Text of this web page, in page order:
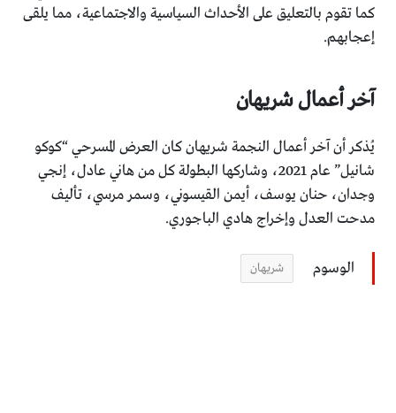
كما تقوم بالتعليق على الأحداث السياسية والاجتماعية، مما يلقى
إعجابهم.
آخر أعمال شريهان
يُذكر أن آخر أعمال النجمة شريهان كان العرض المسرحي “كوكو
شانيل” عام 2021، وشاركها البطولة كل من هاني عادل، إنجي
وجدان، حنان يوسف، أيمن القيسوني، وسمر مرسي، تأليف
مدحت العدل وإخراج هادي الباجوري.
الوسوم شريهان